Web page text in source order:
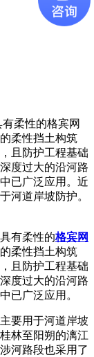
柔性的格宾网
柔性挡土构筑
且防护工程基础
度过大的沿河路
已广泛应用。近
河道岸坡防护。
有柔性的格宾网
柔性挡土构筑
且防护工程基础
度过大的沿河路
已广泛应用。
要用于河道岸坡
林至阳朔的漓江
河路段也采用了